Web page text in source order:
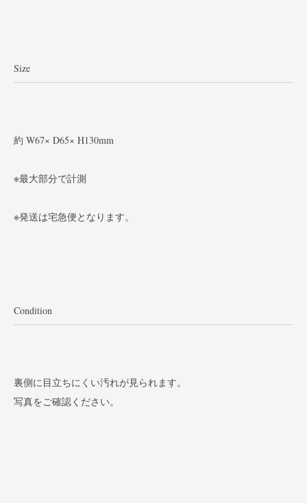
Size
約 W67× D65× H130mm
※最大部分で計測
※発送は宅急便となります。
Condition
裏側に目立ちにくい汚れが見られます。
写真をご確認ください。